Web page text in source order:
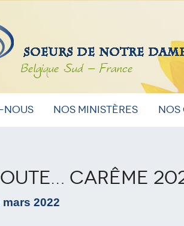
Belgique Sud – France
nous Nos ministères
Carême
mars 2022